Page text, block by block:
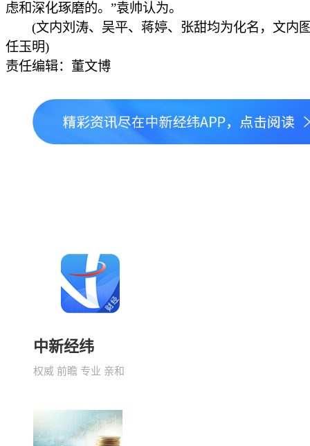
虑和深化琢磨的。”袁帅认为。
(文内刘涛、吴平、蒋婷、张甜均为化名，文内
任玉明)
责任编辑：董文博
中新经纬
权威 前瞻 专业 亲和